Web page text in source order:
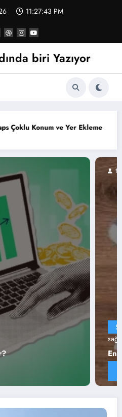
11:27:44 PM
biri Yazıyor
Etkili İstemler Oluşturma
Tuncay Ukan
En iyi
Şirketi Hangisi?
27, 2024